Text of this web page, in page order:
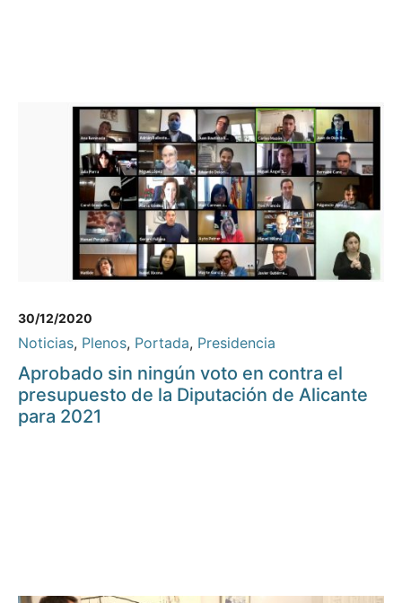
30/12/2020
Noticias, Plenos, Portada, Presidencia
Aprobado sin ningún voto en contra el
presupuesto de la Diputación de Alicante
para 2021